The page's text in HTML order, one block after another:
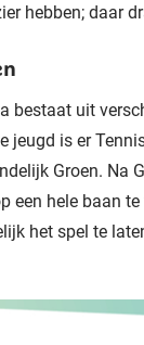
hebben; daar
bestaat uit
jeugd is er
Groen. Na
een hele baan
het spel te